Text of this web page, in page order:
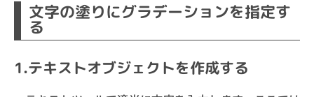
文字の塗りにグラデーションを指定す
る
1.テキストオブジェクトを作成する